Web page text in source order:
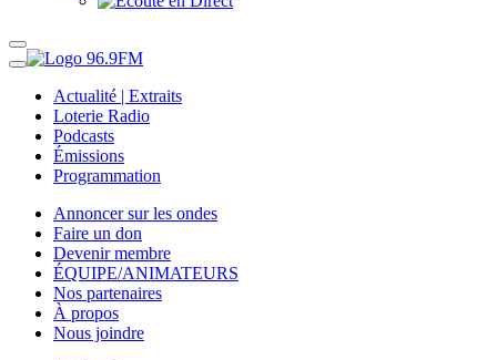
Actualité | Extraits
Loterie Radio
Podcasts
Émissions
Programmation
Annoncer sur les ondes
Faire un don
Devenir membre
ÉQUIPE/ANIMATEURS
Nos partenaires
À propos
Nous joindre